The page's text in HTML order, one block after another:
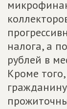
налога, а
рублей в
Кроме